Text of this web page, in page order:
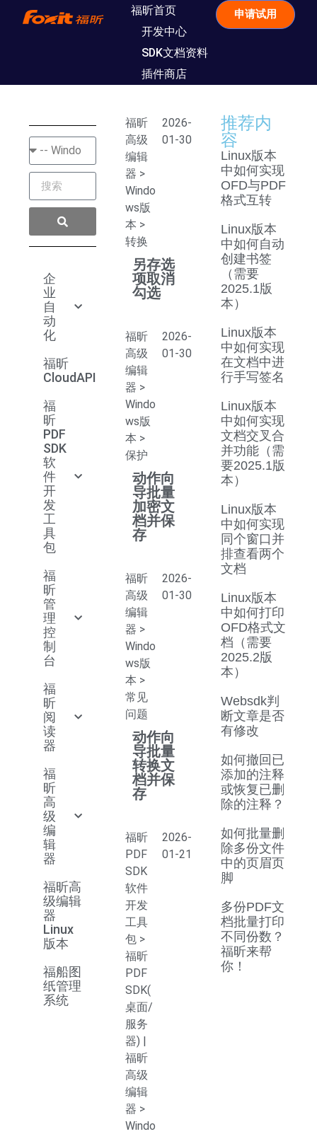
福昕首页
开发中心
SDK文档资料
插件商店
申请试用
企
业
自
动
化
福昕
CloudAPI
福
昕
PDF
SDK
软
件
开
发
工
具
包
福
昕
管
理
控
制
台
福
昕
阅
读
器
福
昕
高
级
编
辑
器
福昕高
级编辑
器
Linux
版本
福船图
纸管理
系统
福昕
高级
编辑
器 >
Windo
ws版
本 >
转换
2026-
01-30
另存选
项取消
勾选
福昕
高级
编辑
器 >
Windo
ws版
本 >
保护
2026-
01-30
动作向
导批量
加密文
档并保
存
福昕
高级
编辑
器 >
Windo
ws版
本 >
常见
问题
2026-
01-30
动作向
导批量
转换文
档并保
存
福昕
PDF
SDK
软件
开发
工具
包>
福昕
PDF
SDK(
桌面/
服务
器)
福昕
高级
编辑
器 >
Windo
2026-
01-21
推荐内
容
Linux版本
中如何实现
OFD与PDF
格式互转
Linux版本
中如何自动
创建书签
（需要
2025.1版
本）
Linux版本
中如何实现
在文档中进
行手写签名
Linux版本
中如何实现
文档交叉合
并功能（需
要2025.1版
本）
Linux版本
中如何实现
同个窗口并
排查看两个
文档
Linux版本
中如何打印
OFD格式文
档（需要
2025.2版
本）
Websdk判
断文章是否
有修改
如何撤回已
添加的注释
或恢复已删
除的注释？
如何批量删
除多份文件
中的页眉页
脚
多份PDF文
档批量打印
不同份数？
福昕来帮
你！